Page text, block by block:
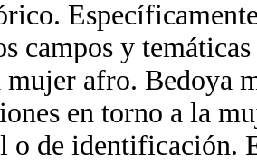
campos y
mujer afro. Bedoya
en torno a la
o de identificación.